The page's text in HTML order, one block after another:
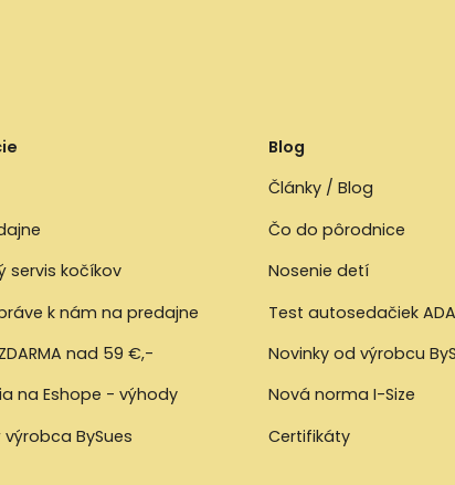
servis kočíkov
k nám na predajne
nad 59 €,-
na Eshope - výhody
výrobca BySues
Blog
Články / Blog
Čo do pôrodnice
Nosenie detí
Test autosedačiek
Novinky od výrobcu
Nová norma I-Size
Certifikáty